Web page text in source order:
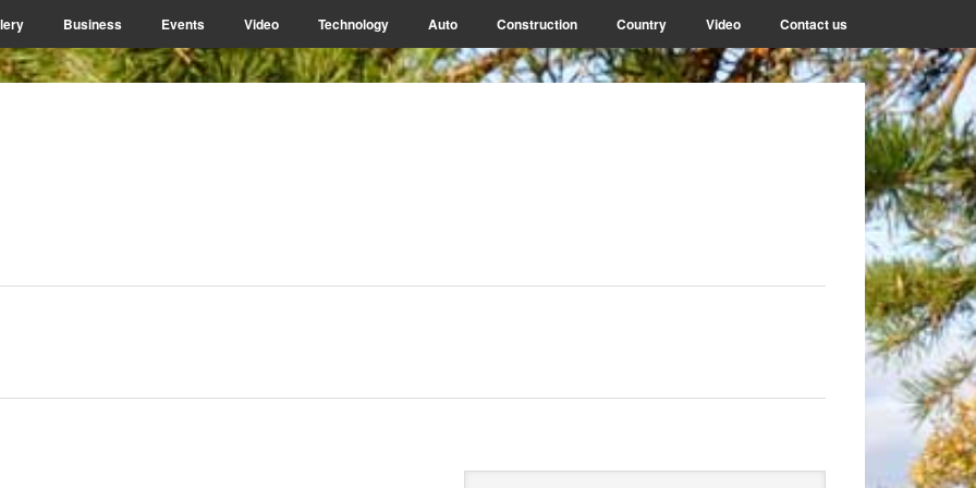
Business Events Video Technology Auto Construction Country Video Contact us